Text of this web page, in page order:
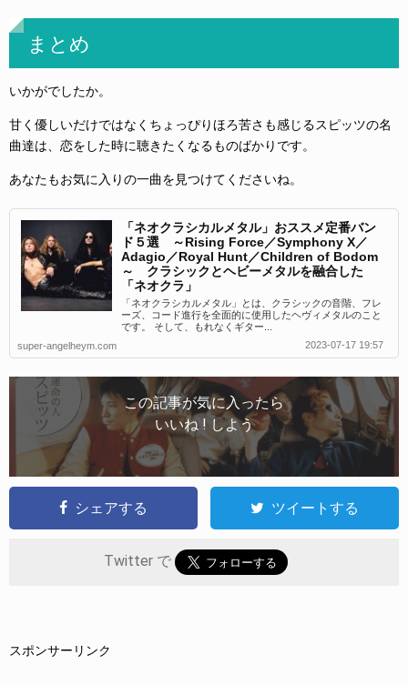
まとめ
いかがでしたか。
甘く優しいだけではなくちょっぴりほろ苦さも感じるスピッツの名
曲達は、恋をした時に聴きたくなるものばかりです。
あなたもお気に入りの一曲を見つけてくださいね。
「ネオクラシカルメタル」おススメ定番バン
ド５選 ～Rising Force／Symphony X／
Adagio／Royal Hunt／Children of Bodom
～ クラシックとヘビーメタルを融合した
「ネオクラ」
「ネオクラシカルメタル」とは、クラシックの音階、フレ
ーズ、コード進行を全面的に使用したヘヴィメタルのこと
です。 そして、もれなくギター...
super-angelheym.com
2023-07-17 19:57
この記事が気に入ったら
いいね ! しよう
シェアする ツイートする
Twitter で
スポンサーリンク